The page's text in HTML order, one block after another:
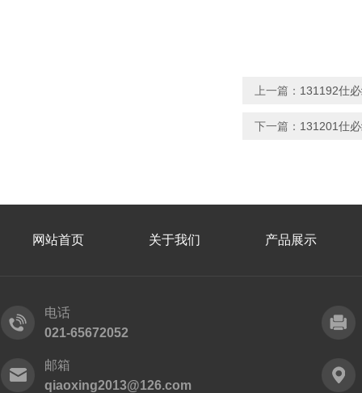
上一篇： 131192仕
下一篇： 131201仕
网站首页 关于我们 产品展示
电话
021-65672052
邮箱
qiaoxing2013@126.com